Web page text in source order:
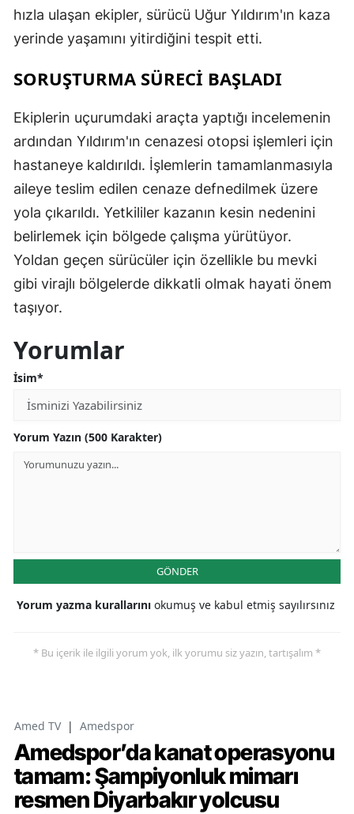
hızla ulaşan ekipler, sürücü Uğur Yıldırım'ın kaza
yerinde yaşamını yitirdiğini tespit etti.
SORUŞTURMA SÜRECİ BAŞLADI
Ekiplerin uçurumdaki araçta yaptığı incelemenin
ardından Yıldırım'ın cenazesi otopsi işlemleri için
hastaneye kaldırıldı. İşlemlerin tamamlanmasıyla
aileye teslim edilen cenaze defnedilmek üzere
yola çıkarıldı. Yetkililer kazanın kesin nedenini
belirlemek için bölgede çalışma yürütüyor.
Yoldan geçen sürücüler için özellikle bu mevki
gibi virajlı bölgelerde dikkatli olmak hayati önem
taşıyor.
Yorumlar
İsim*
Yorum Yazın (500 Karakter)
GÖNDER
Yorum yazma kurallarını okumuş ve kabul etmiş sayılırsınız
* Bu içerik ile ilgili yorum yok, ilk yorumu siz yazın, tartışalım *
Amed TV | Amedspor
Amedspor’da kanat operasyonu
tamam: Şampiyonluk mimarı
resmen Diyarbakır yolcusu